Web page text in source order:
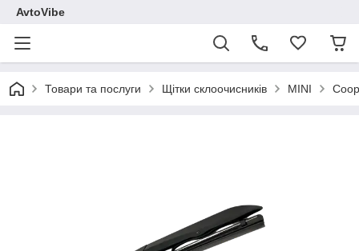
AvtoVibe
Товари та послуги Щітки склоочисників MINI